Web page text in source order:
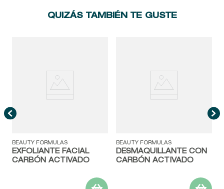
QUIZÁS TAMBIÉN TE GUSTE
BEAUTY FORMULAS
EXFOLIANTE FACIAL
CARBÓN ACTIVADO
BEAUTY FORMULAS
DESMAQUILLANTE CON
CARBÓN ACTIVADO